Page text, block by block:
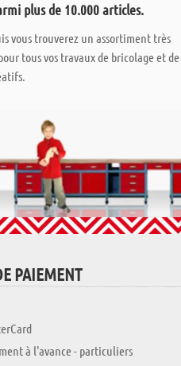
plus de 10.000 articles.
vous trouverez un assortiment très
tous vos travaux de bricolage et de
PAIEMENT
à l'avance - particuliers